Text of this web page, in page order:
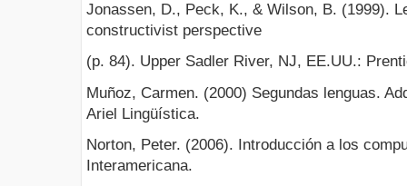
Jonassen, D., Peck, K., & Wilson, B. (1999).
constructivist perspective
(p. 84). Upper Sadler River, NJ, EE.UU.:
Muñoz, Carmen. (2000) Segundas lenguas.
Ariel Lingüística.
Norton, Peter. (2006). Introducción a los
Interamericana.